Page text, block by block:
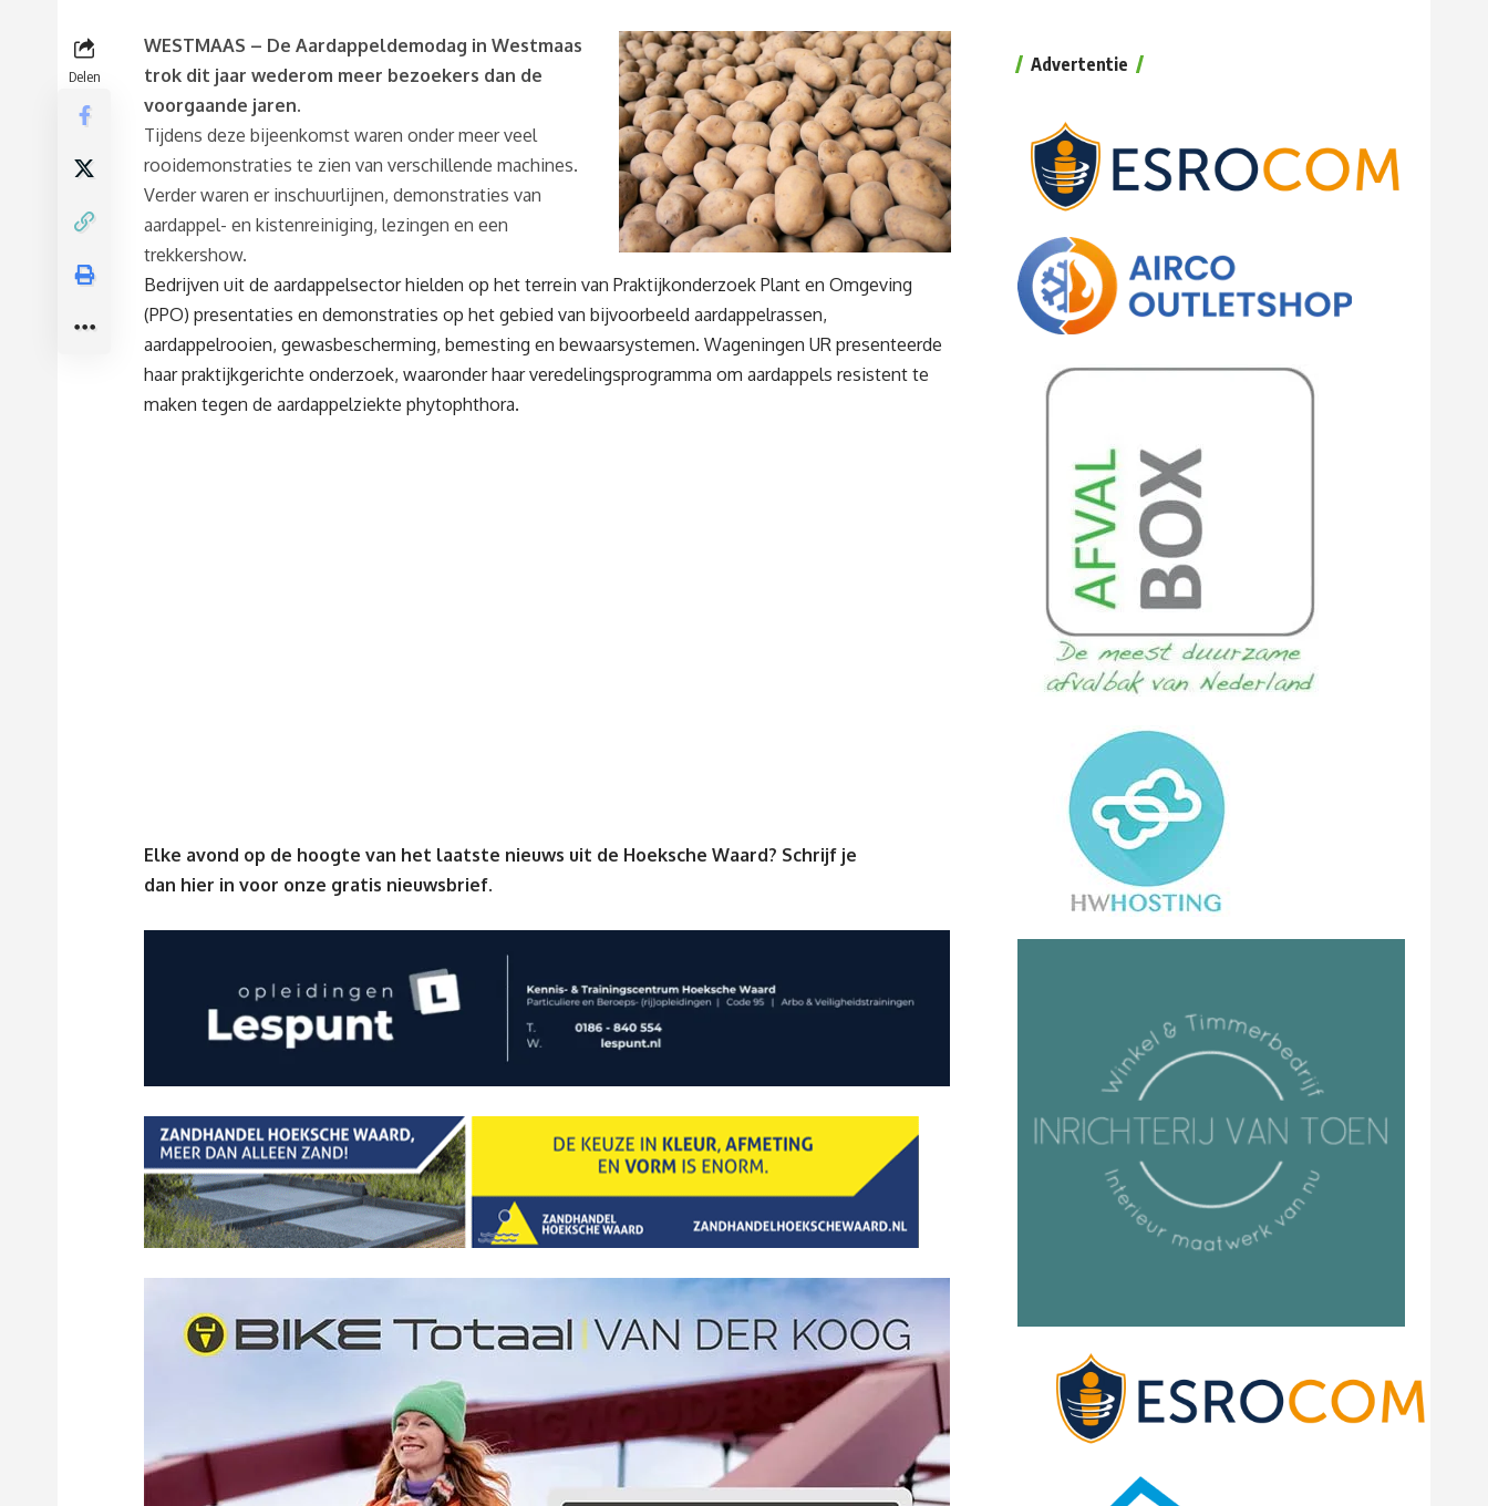
Delen
WESTMAAS – De Aardappeldemodag in Westmaas
trok dit jaar wederom meer bezoekers dan de
voorgaande jaren.
Tijdens deze bijeenkomst waren onder meer veel
rooidemonstraties te zien van verschillende machines.
Verder waren er inschuurlijnen, demonstraties van
aardappel- en kistenreiniging, lezingen en een
trekkershow.
Bedrijven uit de aardappelsector hielden op het terrein van Praktijkonderzoek Plant en Omgeving
(PPO) presentaties en demonstraties op het gebied van bijvoorbeeld aardappelrassen,
aardappelrooien, gewasbescherming, bemesting en bewaarsystemen. Wageningen UR presenteerde
haar praktijkgerichte onderzoek, waaronder haar veredelingsprogramma om aardappels resistent te
maken tegen de aardappelziekte phytophthora.
Elke avond op de hoogte van het laatste nieuws uit de Hoeksche Waard? Schrijf je
dan hier in voor onze gratis nieuwsbrief.
Advertentie